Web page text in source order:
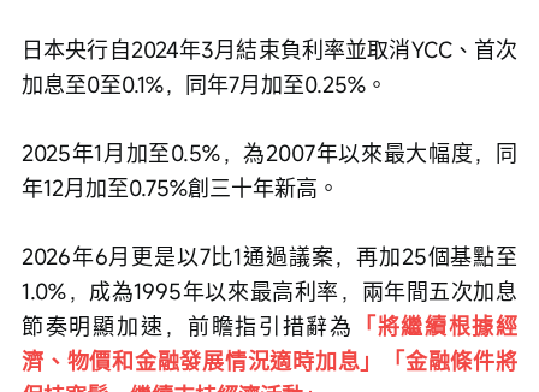
日本央行自2024年3月結束負利率並取消YCC、首次
加息至0至0.1%，同年7月加至0.25%。
2025年1月加至0.5%，為2007年以來最大幅度，同
年12月加至0.75%創三十年新高。
2026年6月更是以7比1通過議案，再加25個基點至
1.0%，成為1995年以來最高利率，兩年間五次加息
節奏明顯加速，前瞻指引措辭為 「將繼續根據經
濟、物價和金融發展情況適時加息」「金融條件將